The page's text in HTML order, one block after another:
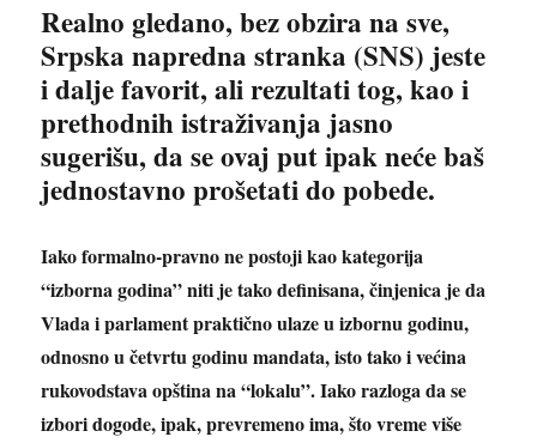
Realno gledano, bez obzira na sve,
Srpska napredna stranka (SNS) jeste
i dalje favorit, ali rezultati tog, kao i
prethodnih istraživanja jasno
sugerišu, da se ovaj put ipak neće baš
jednostavno prošetati do pobede.
Iako formalno-pravno ne postoji kao kategorija
“izborna godina” niti je tako definisana, činjenica je da
Vlada i parlament praktično ulaze u izbornu godinu,
odnosno u četvrtu godinu mandata, isto tako i većina
rukovodstava opština na “lokalu”. Iako razloga da se
izbori dogode, ipak, prevremeno ima, što vreme više